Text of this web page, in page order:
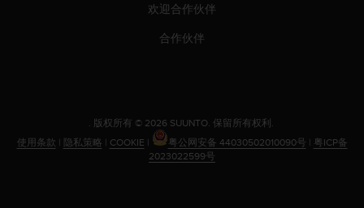
欢迎合作伙伴
合作伙伴
. 版权所有 © 2026 SUUNTO. 保留所有权利.
使用条款 | 隐私策略 | COOKIE | 粤公网安备 44030502010090号 | 粤ICP备
2023022599号